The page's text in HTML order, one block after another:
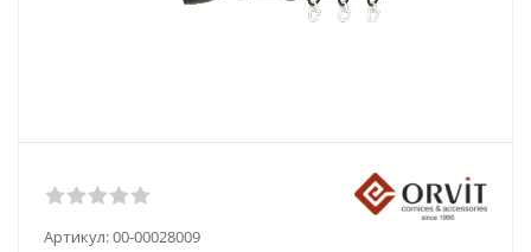
Артикул:00-00028009